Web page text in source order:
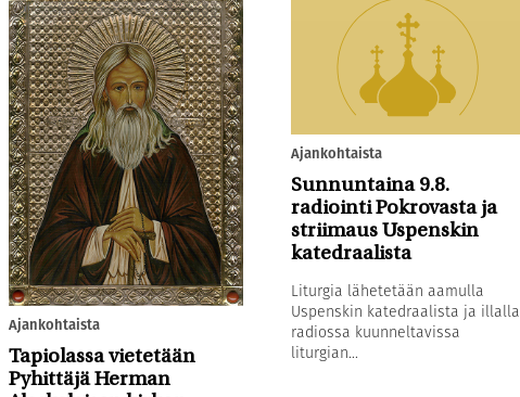
Ajankohtaista
Tapiolassa vietetään
Pyhittäjä Herman
Ajankohtaista
Sunnuntaina 9.8.
radiointi Pokrovasta ja
striimaus Uspenskin
katedraalista
Liturgia lähetetään aamulla
Uspenskin katedraalista ja illalla
radiossa kuunneltavissa
liturgian...